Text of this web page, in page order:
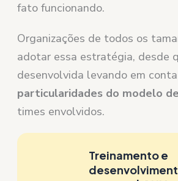
fato funcionando.
Organizações de todos os
adotar essa estratégia, desde
desenvolvida levando em
particularidades do modelo
times envolvidos.
Treinamento e